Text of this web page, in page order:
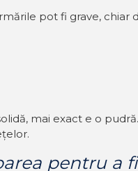
pot fi grave, chiar
mai exact e o
pentru a